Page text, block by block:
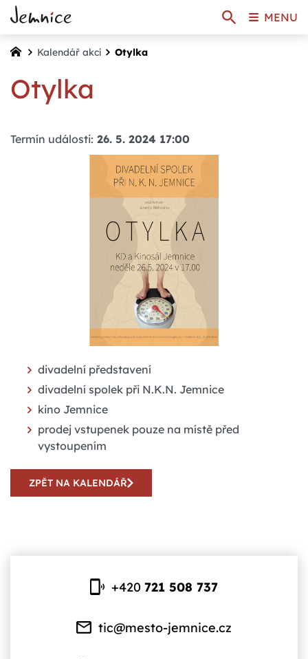
Kalendář akcí Otylka
Otylka
Termín události: 26. 5. 2024 17:00
divadelní představení
divadelní spolek při N.K.N. Jemnice
kino Jemnice
prodej vstupenek pouze na místě před
vystoupením
ZPĚT NA KALENDÁŘ
+420721 508 737
tic@mesto-jemnice.cz
MENU